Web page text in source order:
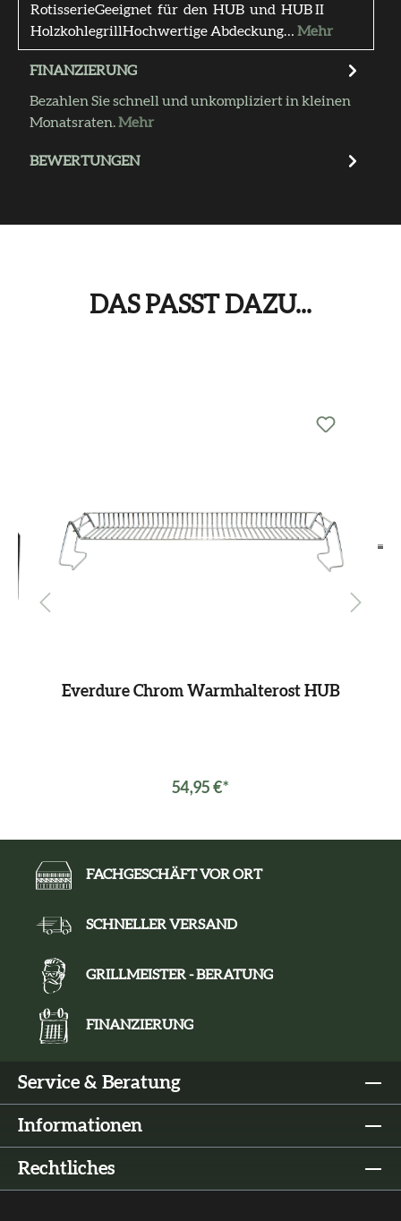
RotisserieGeeignet für den HUB und HUB II
HolzkohlegrillHochwertige Abdeckung… Mehr
FINANZIERUNG
Bezahlen Sie schnell und unkompliziert in kleinen
Monatsraten.Mehr
BEWERTUNGEN
DAS PASST DAZU...
Everdure Chrom Warmhalterost HUB
54,95 €*
FACHGESCHÄFT VOR ORT
SCHNELLER VERSAND
GRILLMEISTER - BERATUNG
FINANZIERUNG
Service & Beratung
Informationen
Rechtliches